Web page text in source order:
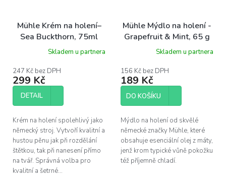
Mühle Krém na holení–
Sea Buckthorn, 75ml
Skladem u partnera
247 Kč bez DPH
299 Kč
DETAIL
Krém na holení spolehlivý jako
německý stroj. Vytvoří kvalitní a
hustou pěnu jak při rozdělání
štětkou, tak při nanesení přímo
na tvář. Správná volba pro
kvalitní a šetrné...
Mühle Mýdlo na holení -
Grapefruit & Mint, 65 g
Skladem u partnera
156 Kč bez DPH
189 Kč
DO KOŠÍKU
Mýdlo na holení od skvělé
německé značky Mühle, které
obsahuje esenciální olej z máty,
jenž krom typické vůně pokožku
též příjemně chladí.